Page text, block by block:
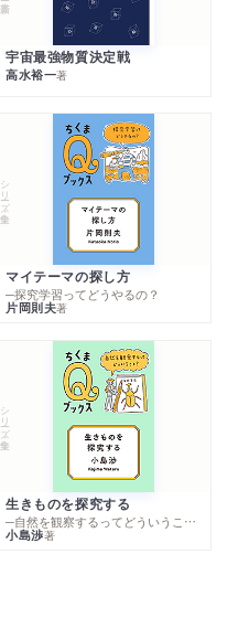
宇宙最強物質決定戦
高水裕一著
シリーズ・全集
マイテーマの探し方
─探究学習ってどうやるの？
片岡則夫著
シリーズ・全集
生きものを探究する
─自然を観察するってどういうこと？
小島渉著